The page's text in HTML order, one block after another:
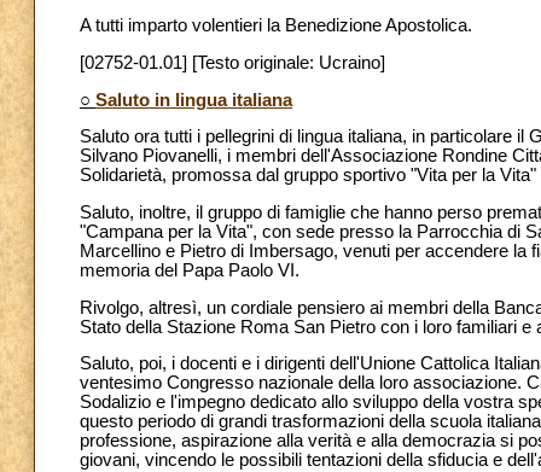
A tutti imparto volentieri la Benedizione Apostolica.
[02752-01.01] [Testo originale: Ucraino]
○ Saluto in lingua italiana
Saluto ora tutti i pellegrini di lingua italiana, in particolare
Silvano Piovanelli, i membri dell'Associazione Rondine
Solidarietà, promossa dal gruppo sportivo "Vita per la
Saluto, inoltre, il gruppo di famiglie che hanno perso
"Campana per la Vita", con sede presso la Parrocchia di
Marcellino e Pietro di Imbersago, venuti per accendere la
memoria del Papa Paolo VI.
Rivolgo, altresì, un cordiale pensiero ai membri della
Stato della Stazione Roma San Pietro con i loro familiari
Saluto, poi, i docenti e i dirigenti dell'Unione Cattolica
ventesimo Congresso nazionale della loro associazione.
Sodalizio e l'impegno dedicato allo sviluppo della vostra
questo periodo di grandi trasformazioni della scuola
professione, aspirazione alla verità e alla democrazia si
giovani, vincendo le possibili tentazioni della sfiducia e